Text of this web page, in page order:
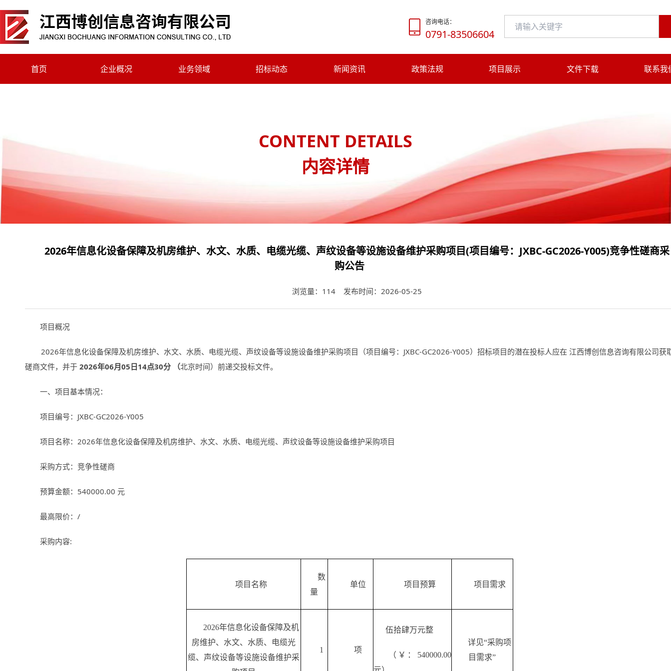
咨询电话：
0791-83506604
首页 企业概况 业务领域 招标动态 新闻资讯 政策法规 项目展示 文件下载 联系我
CONTENT DETAILS
内容详情
2026年信息化设备保障及机房维护、水文、水质、电缆光缆、声纹设备等设施设备维护采购项目(项目编号：JXBC-GC2026-Y005)竞争性磋商采
购公告
浏览量： 114 发布时间： 2026-05-25
项目概况
2026年信息化设备保障及机房维护、水文、水质、电缆光缆、声纹设备等设施设备维护采购项目（项目编号： JXBC-GC2026-Y005）招标项目的潜在投标人应在 江西博创信息咨询有限公司获
磋商文件，并于 2026年06月05日14点30分 （北京时间）前递交投标文件。
一、项目基本情况：
项目编号：JXBC-GC2026-Y005
项目名称： 2026年信息化设备保障及机房维护、水文、水质、电缆光缆、声纹设备等设施设备维护采购项目
采购方式：竞争性磋商
预算金额：540000.00 元
最高限价： /
采购内容:
项目名称
数
量
单位 项目预算 项目需求
2026年信息化设备保障及机
房维护、水文、水质、电缆光
缆、声纹设备等设施设备维护采
1 项
伍拾肆万元整
（￥： 540000.00
详见“采购项
目需求”